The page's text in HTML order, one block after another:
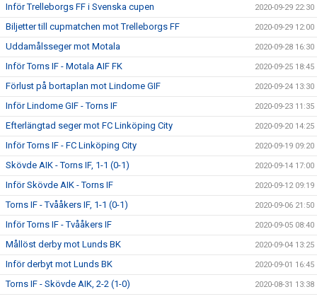
Inför Trelleborgs FF i Svenska cupen 2020-09-29 22:30
Biljetter till cupmatchen mot Trelleborgs FF 2020-09-29 12:00
Uddamålsseger mot Motala 2020-09-28 16:30
Inför Torns IF - Motala AIF FK 2020-09-25 18:45
Förlust på bortaplan mot Lindome GIF 2020-09-24 13:30
Inför Lindome GIF - Torns IF 2020-09-23 11:35
Efterlängtad seger mot FC Linköping City 2020-09-20 14:25
Inför Torns IF - FC Linköping City 2020-09-19 09:20
Skövde AIK - Torns IF, 1-1 (0-1) 2020-09-14 17:00
Inför Skövde AIK - Torns IF 2020-09-12 09:19
Torns IF - Tvååkers IF, 1-1 (0-1) 2020-09-06 21:50
Inför Torns IF - Tvååkers IF 2020-09-05 08:40
Mållöst derby mot Lunds BK 2020-09-04 13:25
Inför derbyt mot Lunds BK 2020-09-01 16:45
Torns IF - Skövde AIK, 2-2 (1-0) 2020-08-31 13:38